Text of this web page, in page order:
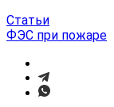
Статьи
ФЭС при пожаре